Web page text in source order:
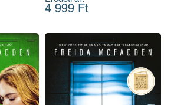
4 999 Ft